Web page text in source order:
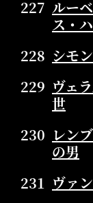
227 ルー
ス・
228 シモ
229 ヴェ
世
230 レン
の男
231 ヴァ